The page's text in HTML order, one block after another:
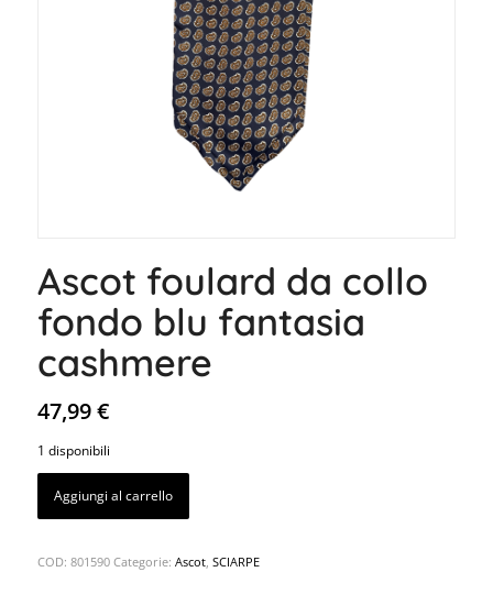
Ascot foulard da collo
fondo blu fantasia
cashmere
47,99€
1 disponibili
Aggiungi al carrello
COD: 801590 Categorie: Ascot, SCIARPE